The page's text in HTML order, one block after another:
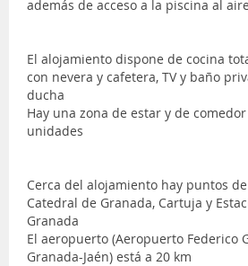
además de acceso a la piscina al
El alojamiento dispone de cocina
con nevera y cafetera, TV y baño
ducha
Hay una zona de estar y de
unidades
Cerca del alojamiento hay puntos
Catedral de Granada, Cartuja y
Granada
El aeropuerto (Aeropuerto Federico
Granada-Jaén) está a 20 km